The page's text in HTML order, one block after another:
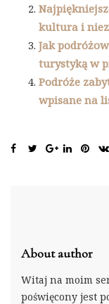
kultura i
Jak
turystyką w
Podróże
wpisane na
About author
Witaj na moim
poświęcony jest